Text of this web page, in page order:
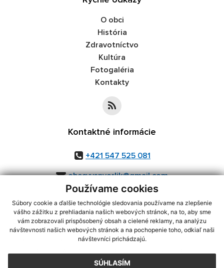
Používame cookies
Súbory cookie a ďalšie technológie sledovania používame na zlepšenie
vášho zážitku z prehliadania našich webových stránok, na to, aby sme
vám zobrazovali prispôsobený obsah a cielené reklamy, na analýzu
návštevnosti našich webových stránok a na pochopenie toho, odkiaľ naši
návštevníci prichádzajú.
SÚHLASÍM
O obci
História
Zdravotníctvo
Kultúra
Fotogaléria
Kontakty
Kontaktné informácie
+421 547 525 081
obecvysnyorlik@gmail.com
využite možnosť získavania aktuálnych informácií s využitím RSS
CMS systém (redakčný) systém ECHELON 2,Mapa stránok,web portál
webex.digital, s.r.o.,domény,registrácia domény